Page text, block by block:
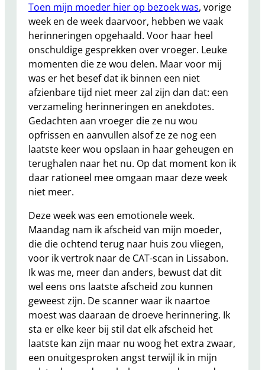
Toen mijn moeder hier op bezoek was, vorige
week en de week daarvoor, hebben we vaak
herinneringen opgehaald. Voor haar heel
onschuldige gesprekken over vroeger. Leuke
momenten die ze wou delen. Maar voor mij
was er het besef dat ik binnen een niet
afzienbare tijd niet meer zal zijn dan dat: een
verzameling herinneringen en anekdotes.
Gedachten aan vroeger die ze nu wou
opfrissen en aanvullen alsof ze ze nog een
laatste keer wou opslaan in haar geheugen en
terughalen naar het nu. Op dat moment kon ik
daar rationeel mee omgaan maar deze week
niet meer.
Deze week was een emotionele week.
Maandag nam ik afscheid van mijn moeder,
die die ochtend terug naar huis zou vliegen,
voor ik vertrok naar de CAT-scan in Lissabon.
Ik was me, meer dan anders, bewust dat dit
wel eens ons laatste afscheid zou kunnen
geweest zijn. De scanner waar ik naartoe
moest was daaraan de droeve herinnering. Ik
sta er elke keer bij stil dat elk afscheid het
laatste kan zijn maar nu woog het extra zwaar,
een onuitgesproken angst terwijl ik in mijn